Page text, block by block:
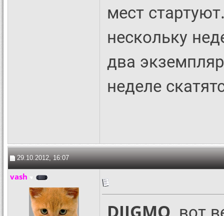
мест
нескольку
два
неделе
29.10.2012, 16:07
vash